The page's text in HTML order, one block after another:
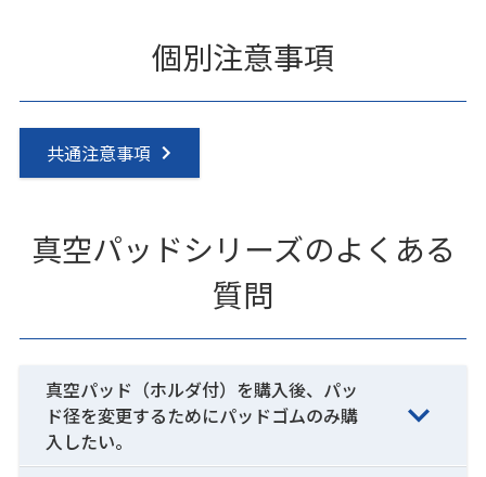
個別注意事項
共通注意事項
真空パッドシリーズのよくある
質問
真空パッド（ホルダ付）を購入後、パッ
ド径を変更するためにパッドゴムのみ購
入したい。